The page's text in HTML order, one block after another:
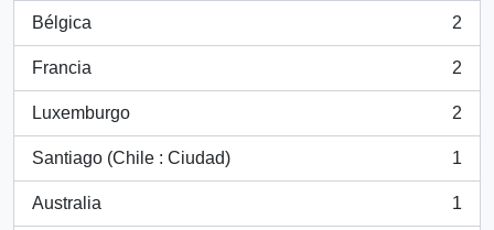
Bélgica
, 2 resultados
2
Francia
, 2 resultados
2
Luxemburgo
, 2 resultados
2
Santiago (Chile : Ciudad)
, 1 resultados
1
Australia
, 1 resultados
1